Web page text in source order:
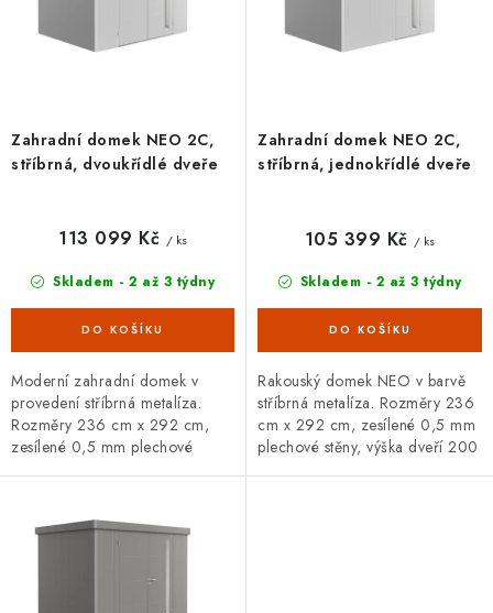
Zahradní domek NEO 2C,
stříbrná, dvoukřídlé dveře
Skladem - 2 až 3 týdny
113 099 Kč / ks
Moderní zahradní domek v
provedení stříbrná metalíza.
Rozměry 236 cm x 292 cm,
zesílené 0,5 mm plechové
Zahradní domek NEO 2C,
stříbrná, jednokřídlé dveře
Skladem - 2 až 3 týdny
105 399 Kč / ks
Rakouský domek NEO v barvě
stříbrná metalíza. Rozměry 236
cm x 292 cm, zesílené 0,5 mm
plechové stěny, výška dveří 200